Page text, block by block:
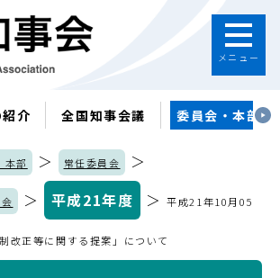
メニュー
介 全国知事会議 委員会・本部
本部 ＞ 常任委員会 ＞
＞ 平成21年度 ＞平成21年10月05
改正等に関する提案」について